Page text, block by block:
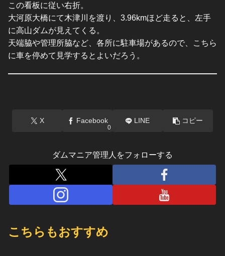
この看板に従い右折。
大河原大橋にて木津川を渡り、3.96kmほど走ると、左手
に高山ダムが見えてくる。
天端脇や管理所脇など、各所に駐車場があるので、こちら
に車を停めて見学するとよいだろう。
X Facebook
0
LINE コピー
ダムマニア管理人をフォローする
こちらもおすすめ